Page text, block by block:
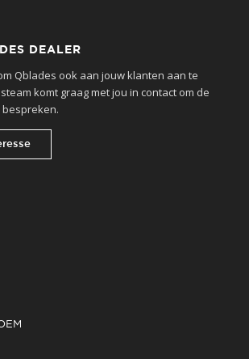
DEALER
Qblades ook aan jouw klanten aan te
komt graag met jou in contact om de